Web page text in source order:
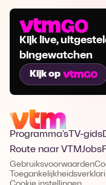
Kijk live,
bingewatchen
Kijk op
Programma's TV-gids
Route naar VTMJobs
Gebruiksvoorwaarden